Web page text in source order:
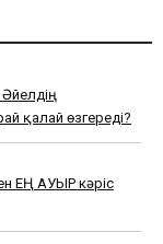
қалай өзгереді?
ЕҢ АУЫР кәріс